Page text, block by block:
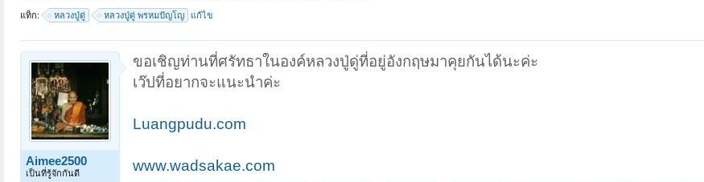
แท็ก: หลวงปู่ดู่ หลวงปู่ดู่ พรหมปัญโญ แก้ไข
Aimee2500
เป็นที่รู้จักกันดี
ขอเชิญท่านที่ศรัทธาในองค์หลวงปู่ดู่ที่อยู่อังกฤษมาคุยกันได้นะค่ะ
เว๊ปที่อยากจะแนะนำค่ะ
Luangpudu.com
www.wadsakae.com